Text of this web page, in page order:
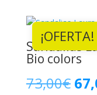
¡OFERTA!
Sandalias
Bio colors
73,00€ El